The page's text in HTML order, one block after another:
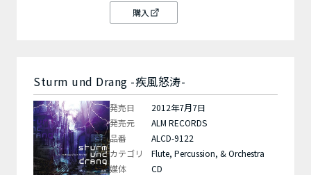
購入
Sturm und Drang -疾風怒涛-
発売日
2012年7月7日
発売元
ALM RECORDS
品番
ALCD-9122
カテゴリ
Flute, Percussion, & Orchestra
媒体
CD